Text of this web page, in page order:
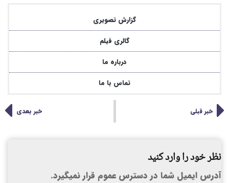
گزارش تصویری
گالری فیلم
درباره ما
تماس با ما
خبر قبلی خبر بعدی
نظر خود را وارد کنید
آدرس ایمیل شما در دسترس عموم قرار نمیگیرد.